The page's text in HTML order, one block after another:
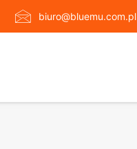
biuro@bluemu.com.pl